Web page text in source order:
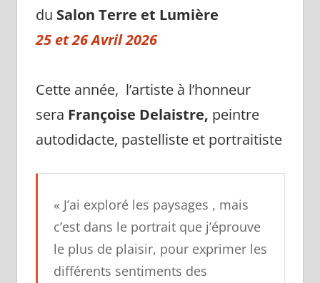
du Salon Terre et Lumière
25 et 26 Avril 2026
Cette année, l’artiste à l’honneur
sera Françoise Delaistre, peintre
autodidacte, pastelliste et portraitiste
« J’ai exploré les paysages , mais
c’est dans le portrait que j’éprouve
le plus de plaisir, pour exprimer les
différents sentiments des